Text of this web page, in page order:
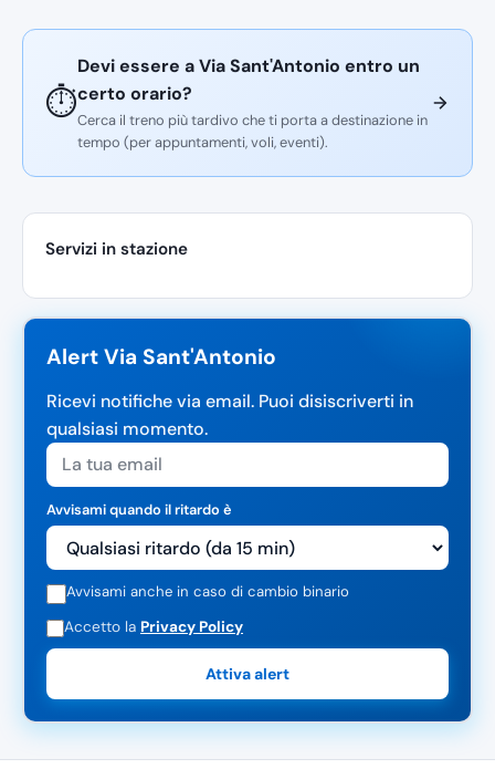
⏱️
Devi essere a Via Sant'Antonio entro un
certo orario?
Cerca il treno più tardivo che ti porta a destinazione in
tempo (per appuntamenti, voli, eventi).
Servizi in stazione
Alert Via Sant'Antonio
Ricevi notifiche via email. Puoi disiscriverti in
qualsiasi momento.
Avvisami quando il ritardo è
Avvisami anche in caso di cambio binario
Accetto la Privacy Policy
Attiva alert